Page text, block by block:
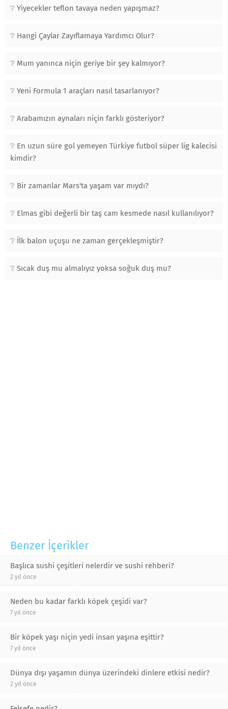
Yiyecekler teflon tavaya neden yapışmaz?
Hangi Çaylar Zayıflamaya Yardımcı Olur?
Mum yanınca niçin geriye bir şey kalmıyor?
Yeni Formula 1 araçları nasıl tasarlanıyor?
Arabamızın aynaları niçin farklı gösteriyor?
En uzun süre gol yemeyen Türkiye futbol süper lig kalecisi
kimdir?
Bir zamanlar Mars'ta yaşam var mıydı?
Elmas gibi değerli bir taş cam kesmede nasıl kullanılıyor?
İlk balon uçuşu ne zaman gerçekleşmiştir?
Sıcak duş mu almalıyız yoksa soğuk duş mu?
Benzer İçerikler
Başlıca sushi çeşitleri nelerdir ve sushi rehberi?
2 yıl önce
Neden bu kadar farklı köpek çeşidi var?
7 yıl önce
Bir köpek yaşı niçin yedi insan yaşına eşittir?
7 yıl önce
Dünya dışı yaşamın dünya üzerindeki dinlere etkisi nedir?
2 yıl önce